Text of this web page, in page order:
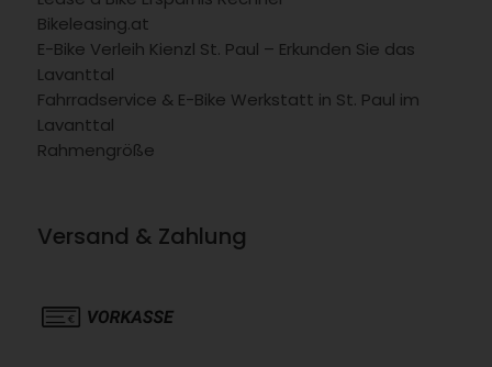
Bikeleasing.at
E-Bike Verleih Kienzl St. Paul – Erkunden Sie das
Lavanttal
Fahrradservice & E-Bike Werkstatt in St. Paul im
Lavanttal
Rahmengröße
Versand & Zahlung